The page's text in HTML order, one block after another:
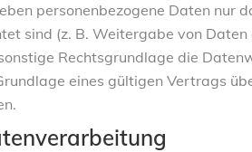
personenbezogene Daten
sind (z. B. Weitergabe von
Rechtsgrundlage die
eines gültigen Vertrags